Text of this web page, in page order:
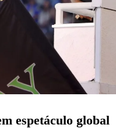
espetáculo global